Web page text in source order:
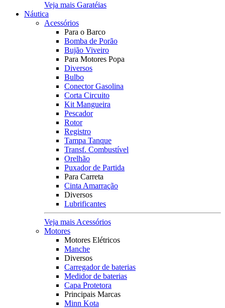
Veja mais Garatéias
Náutica
Acessórios
Para o Barco
Bomba de Porão
Bujão Viveiro
Para Motores Popa
Diversos
Bulbo
Conector Gasolina
Corta Circuito
Kit Mangueira
Pescador
Rotor
Registro
Tampa Tanque
Transf. Combustível
Orelhão
Puxador de Partida
Para Carreta
Cinta Amarração
Diversos
Lubrificantes
Veja mais Acessórios
Motores
Motores Elétricos
Manche
Diversos
Carregador de baterias
Medidor de baterias
Capa Protetora
Principais Marcas
Minn Kota